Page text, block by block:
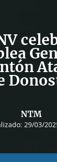
NTM
29/03/